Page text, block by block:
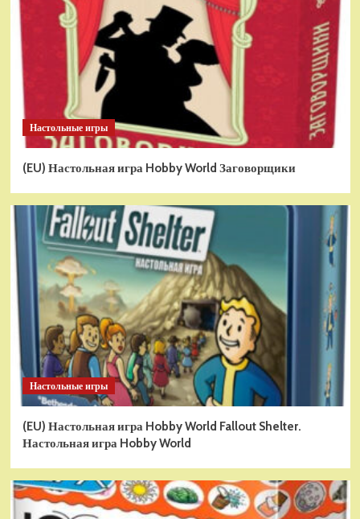
Настольные игры
(EU) Настольная игра Hobby World Заговорщики
Настольные игры
(EU) Настольная игра Hobby World Fallout Shelter.
Настольная игра Hobby World